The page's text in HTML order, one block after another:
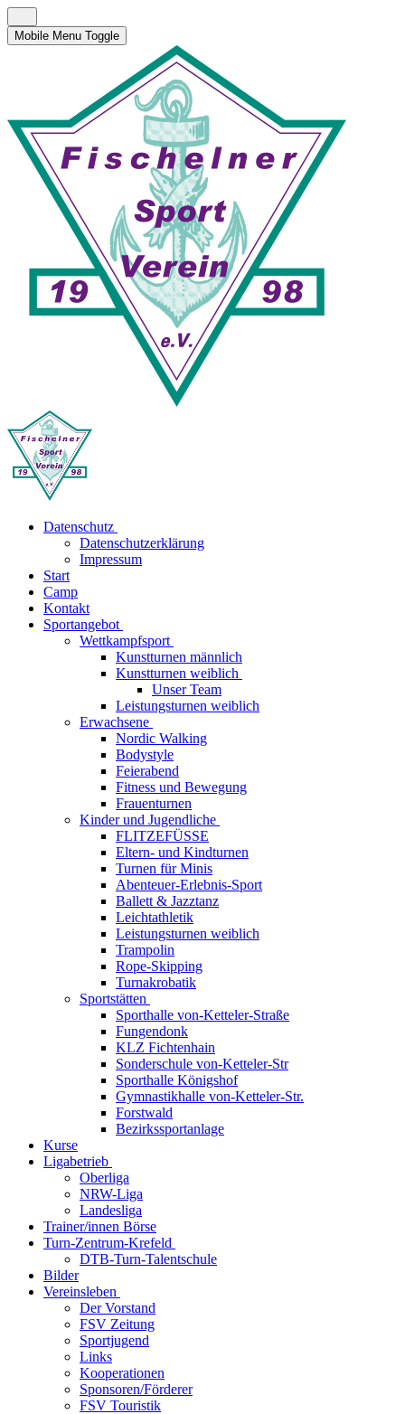
Mobile Menu Toggle
Datenschutz
Datenschutzerklärung
Impressum
Start
Camp
Kontakt
Sportangebot
Wettkampfsport
Kunstturnen männlich
Kunstturnen weiblich
Unser Team
Leistungsturnen weiblich
Erwachsene
Nordic Walking
Bodystyle
Feierabend
Fitness und Bewegung
Frauenturnen
Kinder und Jugendliche
FLITZEFÜSSE
Eltern- und Kindturnen
Turnen für Minis
Abenteuer-Erlebnis-Sport
Ballett & Jazztanz
Leichtathletik
Leistungsturnen weiblich
Trampolin
Rope-Skipping
Turnakrobatik
Sportstätten
Sporthalle von-Ketteler-Straße
Fungendonk
KLZ Fichtenhain
Sonderschule von-Ketteler-Str
Sporthalle Königshof
Gymnastikhalle von-Ketteler-Str.
Forstwald
Bezirkssportanlage
Kurse
Ligabetrieb
Oberliga
NRW-Liga
Landesliga
Trainer/innen Börse
Turn-Zentrum-Krefeld
DTB-Turn-Talentschule
Bilder
Vereinsleben
Der Vorstand
FSV Zeitung
Sportjugend
Links
Kooperationen
Sponsoren/Förderer
FSV Touristik